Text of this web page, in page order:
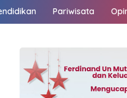
Pariwisata